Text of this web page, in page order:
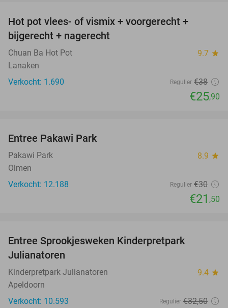
Hot pot vlees- of vismix + voorgerecht +
bijgerecht + nagerecht
Chuan Ba Hot Pot 9.7 star
Lanaken
Verkocht: 1.690
Regulier €38
€25,90
Entree Pakawi Park
Pakawi Park 8.9 star
Olmen
Verkocht: 12.188
Regulier €30
€21 ,50
Entree Sprookjesweken Kinderpretpark
Julianatoren
Kinderpretpark Julianatoren 9.4 star
Apeldoorn
Verkocht: 10.593
Regulier €32,50